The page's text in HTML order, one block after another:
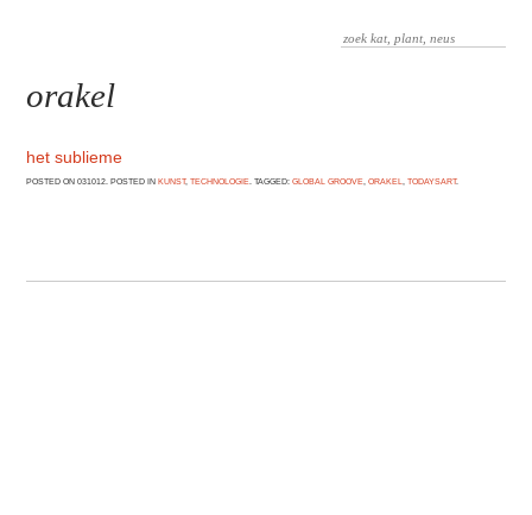
orakel
het sublieme
POSTED ON 031012. POSTED INKUNST,TECHNOLOGIE . TAGGED:GLOBAL GROOVE ,ORAKEL ,TODAYSART.